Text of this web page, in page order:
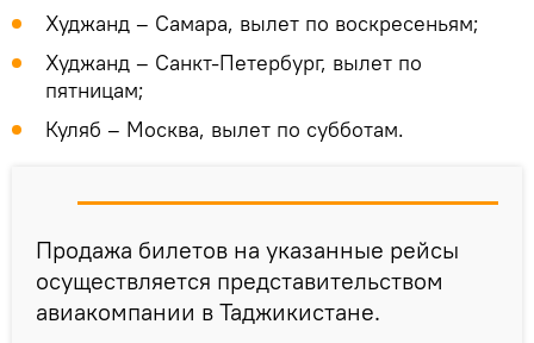
Худжанд – Самара, вылет по воскресеньям;
Худжанд – Санкт-Петербург, вылет по
пятницам;
Куляб – Москва, вылет по субботам.
Продажа билетов на указанные рейсы
осуществляется представительством
авиакомпании в Таджикистане.